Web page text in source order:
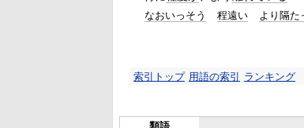
なおいっそう 程遠い より隔た
索引トップ 用語の索引 ランキング